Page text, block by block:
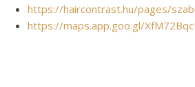
https://haircontrast.hu/pages/
https://maps.app.goo.gl/